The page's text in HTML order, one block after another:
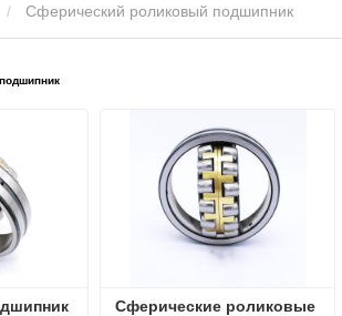
Сферический роликовый подшипник
Сферические роликовые